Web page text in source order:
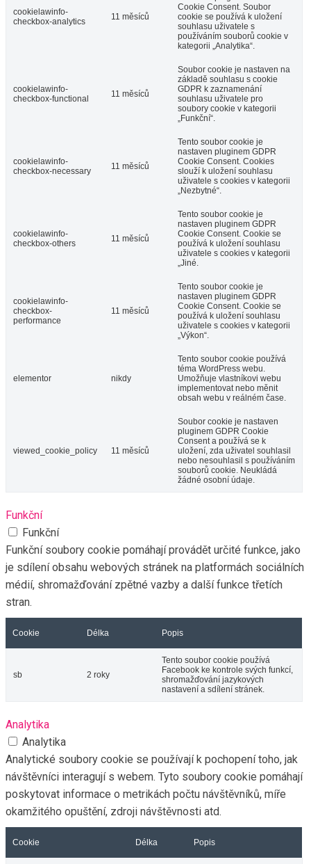
cookielawinfo-
checkbox-analytics
11 měsíců
Cookie Consent. Soubor
cookie se používá k uložení
souhlasu uživatele s
používáním souborů cookie v
kategorii „Analytika“.
cookielawinfo-
checkbox-functional
11 měsíců
Soubor cookie je nastaven na
základě souhlasu s cookie
GDPR k zaznamenání
souhlasu uživatele pro
soubory cookie v kategorii
„Funkční“.
cookielawinfo-
checkbox-necessary
11 měsíců
Tento soubor cookie je
nastaven pluginem GDPR
Cookie Consent. Cookies
slouží k uložení souhlasu
uživatele s cookies v kategorii
„Nezbytné“.
cookielawinfo-
checkbox-others
11 měsíců
Tento soubor cookie je
nastaven pluginem GDPR
Cookie Consent. Cookie se
používá k uložení souhlasu
uživatele s cookies v kategorii
„Jiné.
cookielawinfo-
checkbox-
performance
11 měsíců
Tento soubor cookie je
nastaven pluginem GDPR
Cookie Consent. Cookie se
používá k uložení souhlasu
uživatele s cookies v kategorii
„Výkon“.
elementor nikdy
Tento soubor cookie používá
téma WordPress webu.
Umožňuje vlastníkovi webu
implementovat nebo měnit
obsah webu v reálném čase.
viewed_cookie_policy 11 měsíců
Soubor cookie je nastaven
pluginem GDPR Cookie
Consent a používá se k
uložení, zda uživatel souhlasil
nebo nesouhlasil s používáním
souborů cookie. Neukládá
žádné osobní údaje.
Funkční
Funkční
Funkční soubory cookie pomáhají provádět určité funkce, jako
je sdílení obsahu webových stránek na platformách sociálních
médií, shromažďování zpětné vazby a další funkce třetích
stran.
Cookie Délka Popis
sb 2 roky
Tento soubor cookie používá
Facebook ke kontrole svých funkcí,
shromažďování jazykových
nastavení a sdílení stránek.
Analytika
Analytika
Analytické soubory cookie se používají k pochopení toho, jak
návštěvníci interagují s webem. Tyto soubory cookie pomáhají
poskytovat informace o metrikách počtu návštěvníků, míře
okamžitého opuštění, zdroji návštěvnosti atd.
Cookie Délka Popis